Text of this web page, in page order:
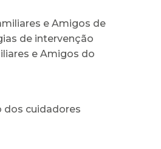
e Amigos de
de intervenção
e Amigos do
dos cuidadores